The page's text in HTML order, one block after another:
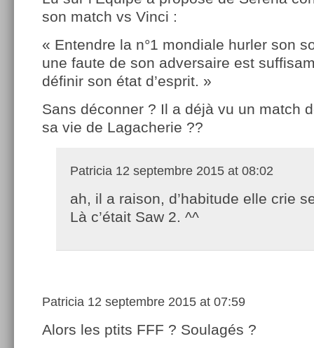
son match vs Vinci :
« Entendre la n°1 mondiale hurler son
une faute de son adversaire est
définir son état d’esprit. »
Sans déconner ? Il a déjà vu un match
sa vie de Lagacherie ??
Patricia 12 septembre 2015 at 08:02
ah, il a raison, d’habitude elle crie
Là c’était Saw 2. ^^
Patricia 12 septembre 2015 at 07:59
Alors les ptits FFF ? Soulagés ?